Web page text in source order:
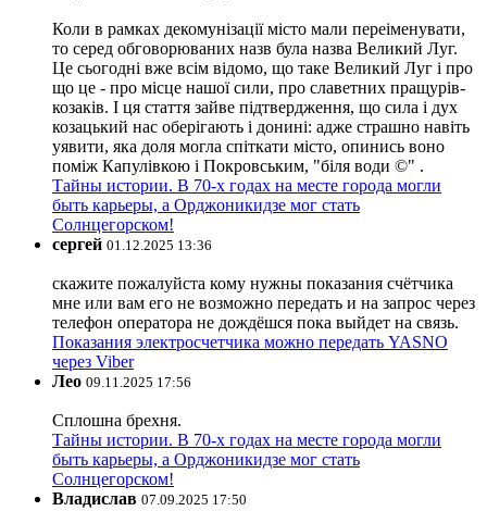
Коли в рамках декомунізації місто мали переіменувати,
то серед обговорюваних назв була назва Великий Луг.
Це сьогодні вже всім відомо, що таке Великий Луг і про
що це - про місце нашої сили, про славетних пращурів-
козаків. І ця стаття зайве підтвердження, що сила і дух
козацький нас оберігають і донині: адже страшно навіть
уявити, яка доля могла спіткати місто, опинись воно
поміж Капулівкою і Покровським, "біля води ©" .
Тайны истории. В 70-х годах на месте города могли
быть карьеры, а Орджоникидзе мог стать
Солнцегорском!
сергей 01.12.2025 13:36
скажите пожалуйста кому нужны показания счётчика
мне или вам его не возможно передать и на запрос через
телефон оператора не дождёшся пока выйдет на связь.
Показания электросчетчика можно передать YASNO
через Viber
Лео 09.11.2025 17:56
Сплошна брехня.
Тайны истории. В 70-х годах на месте города могли
быть карьеры, а Орджоникидзе мог стать
Солнцегорском!
Владислав 07.09.2025 17:50